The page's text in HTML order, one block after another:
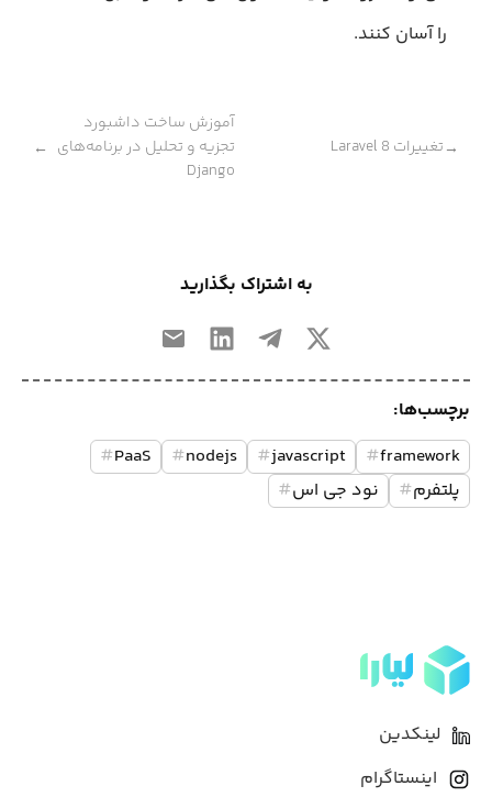
را آسان کنند.
→تغییرات Laravel 8
آموزش ساخت داشبورد
تجزیه و تحلیل در برنامه‌های
Django
←
به اشتراک بگذارید
برچسب‌ها:
framework
#
javascript
#
nodejs
#
PaaS
#
پلتفرم# نود جی اس#
لینکدین
اینستاگرام